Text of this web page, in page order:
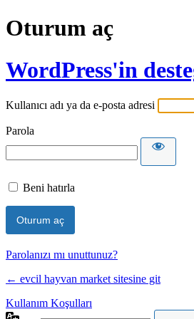
Oturum aç
WordPress'in
Kullanıcı adı ya da e-posta adresi
Parola
Beni hatırla
Parolanızı mı unuttunuz?
← evcil hayvan market sitesine git
Kullanım Koşulları